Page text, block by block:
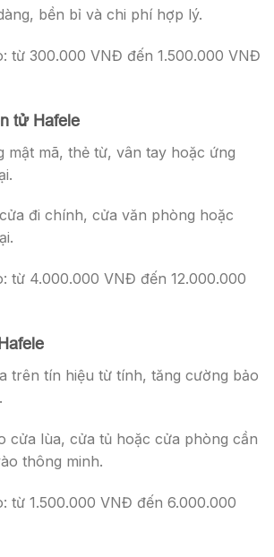
bền bỉ và chi phí hợp lý.
từ 300.000 VNĐ đến 1.500.000 VNĐ
tử Hafele
mật mã, thẻ từ, vân tay hoặc ứng
đi chính, cửa văn phòng hoặc
từ 4.000.000 VNĐ đến 12.000.000
trên tín hiệu từ tính, tăng cường bảo
cửa lùa, cửa tủ hoặc cửa phòng cần
thông minh.
từ 1.500.000 VNĐ đến 6.000.000